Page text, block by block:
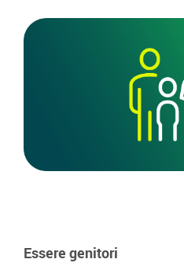
Essere genitori